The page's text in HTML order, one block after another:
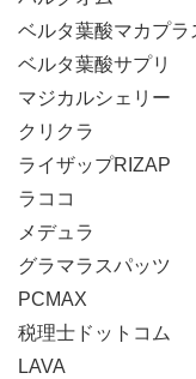
ベルタ葉酸マカプラ
ベルタ葉酸サプリ
マジカルシェリー
クリクラ
ライザップRIZAP
ラココ
メデュラ
グラマラスパッツ
PCMAX
税理士ドットコム
LAVA